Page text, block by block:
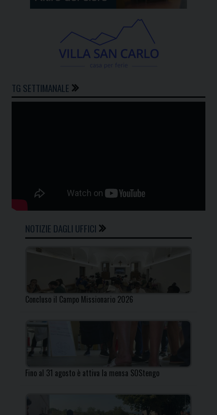
TG SETTIMANALE
NOTIZIE DAGLI UFFICI
Concluso il Campo Missionario 2026
Fino al 31 agosto è attiva la mensa SOStengo